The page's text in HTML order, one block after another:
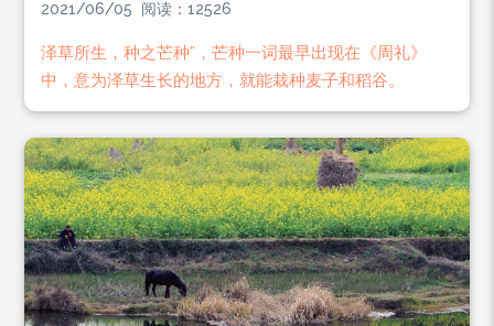
2021/06/05 阅读：12526
泽草所生，种之芒种”，芒种一词最早出现在《周礼》
中，意为泽草生长的地方，就能栽种麦子和稻谷。